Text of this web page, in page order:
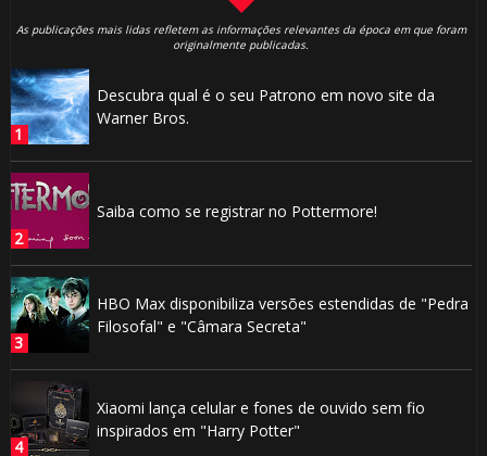
As publicações mais lidas refletem as informações relevantes da época em que foram
originalmente publicadas.
Descubra qual é o seu Patrono em novo site da
Warner Bros.
Saiba como se registrar no Pottermore!
HBO Max disponibiliza versões estendidas de "Pedra
Filosofal" e "Câmara Secreta"
Xiaomi lança celular e fones de ouvido sem fio
inspirados em "Harry Potter"
1️⃣ 8️⃣